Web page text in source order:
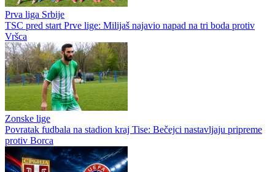
Prva liga Srbije
TSC pred start Prve lige: Milijaš najavio napad na tri boda protiv
Vršca
Zonske lige
Povratak fudbala na stadion kraj Tise: Bečejci nastavljaju pripreme
protiv Borca